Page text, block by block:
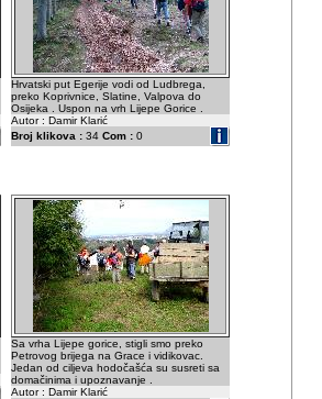
Hrvatski put Egerije vodi od Ludbrega,
preko Koprivnice, Slatine, Valpova do
Osijeka . Uspon na vrh Lijepe Gorice .
Autor : Damir Klarić
Broj klikova : 34 Com : 0
Sa vrha Lijepe gorice, stigli smo preko
Petrovog brijega na Grace i vidikovac.
Jedan od ciljeva hodočašća su susreti sa
domačinima i upoznavanje .
Autor : Damir Klarić